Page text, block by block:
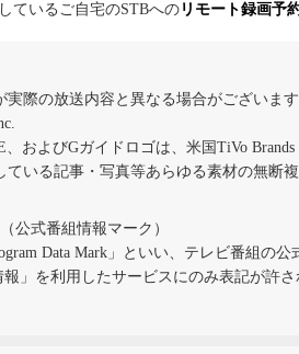
ているご自宅のSTBへの リモート録画予
際の放送内容と異なる場合がございます
およびGガイドロゴは、米国TiVo
ている記事・写真等あらゆる素材の無断
公式番組情報マーク）
Data Mark」といい、テレビ番組の公
報」を利用したサービスにのみ表記が許